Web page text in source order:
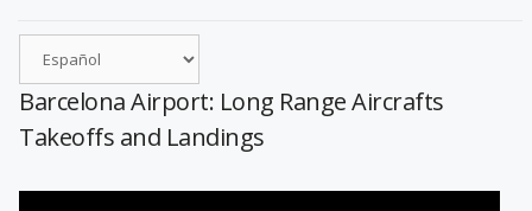
Barcelona Airport: Long Range Aircrafts
Takeoffs and Landings